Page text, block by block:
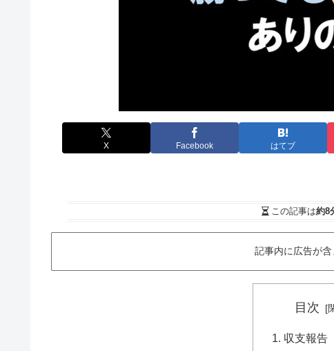
X Facebook はてブ
この記事は約8
記事内に広告が含
目次
収支報告